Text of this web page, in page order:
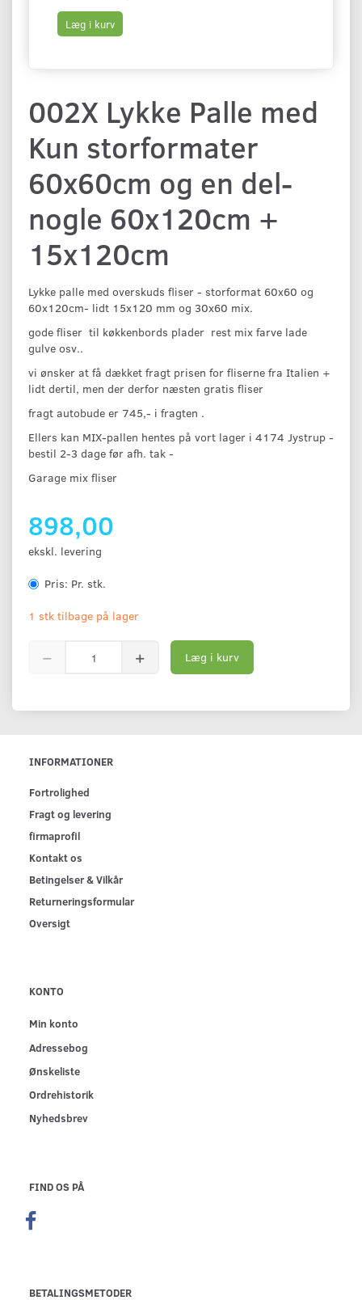
Læg i kurv
002X Lykke Palle med
Kun storformater
60x60cm og en del-
nogle 60x120cm +
15x120cm
Lykke palle med overskuds fliser - storformat 60x60 og
60x120cm- lidt 15x120 mm og 30x60 mix.
gode fliser til køkkenbords plader rest mix farve lade
gulve osv..
vi ønsker at få dækket fragt prisen for fliserne fra Italien +
lidt dertil, men der derfor næsten gratis fliser
fragt autobude er 745,- i fragten .
Ellers kan MIX-pallen hentes på vort lager i 4174 Jystrup -
bestil 2-3 dage før afh. tak -
Garage mix fliser
898,00
ekskl. levering
Pris: Pr. stk.
1 stk tilbage på lager
Læg i kurv
INFORMATIONER
Fortrolighed
Fragt og levering
firmaprofil
Kontakt os
Betingelser & Vilkår
Returneringsformular
Oversigt
KONTO
Min konto
Adressebog
Ønskeliste
Ordrehistorik
Nyhedsbrev
FIND OS PÅ
BETALINGSMETODER